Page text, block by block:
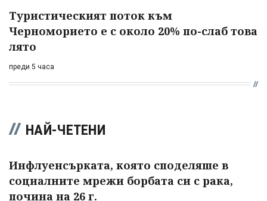
Туристическият поток към
Черноморието е с около 20% по-слаб това
лято
преди 5 часа
НАЙ-ЧЕТЕНИ
Инфлуенсърката, която споделяше в
социалните мрежи борбата си с рака,
почина на 26 г.